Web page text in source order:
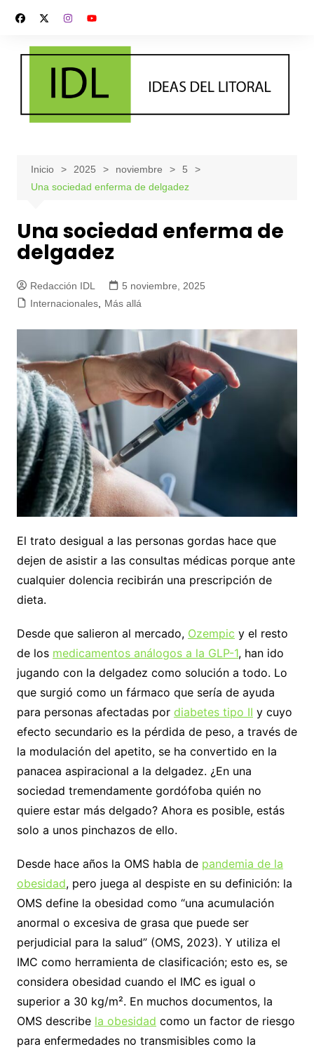
contenido
Inicio 2025 noviembre
5
Una sociedad enferma de delgadez
Una sociedad enferma de
delgadez
Redacción IDL
5 noviembre, 2025
Internacionales, Más allá
El trato desigual a las personas gordas hace que
dejen de asistir a las consultas médicas porque ante
cualquier dolencia recibirán una prescripción de
dieta.
Desde que salieron al mercado, Ozempic y el resto
de los medicamentos análogos a la GLP-1, han ido
jugando con la delgadez como solución a todo. Lo
que surgió como un fármaco que sería de ayuda
para personas afectadas por diabetes tipo II y cuyo
efecto secundario es la pérdida de peso, a través de
la modulación del apetito, se ha convertido en la
panacea aspiracional a la delgadez. ¿En una
sociedad tremendamente gordófoba quién no
quiere estar más delgado? Ahora es posible, estás
solo a unos pinchazos de ello.
Desde hace años la OMS habla de pandemia de la
obesidad, pero juega al despiste en su definición: la
OMS define la obesidad como “una acumulación
anormal o excesiva de grasa que puede ser
perjudicial para la salud” (OMS, 2023). Y utiliza el
IMC como herramienta de clasificación; esto es, se
considera obesidad cuando el IMC es igual o
superior a 30 kg/m². En muchos documentos, la
OMS describe la obesidad como un factor de riesgo
para enfermedades no transmisibles como la